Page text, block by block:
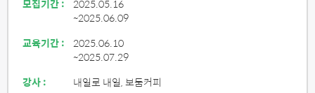
모집기간 : 2025.05.16
~2025.06.09
교육기간 : 2025.06.10
~2025.07.29
강사 :
내일로 내일, 보둠커피